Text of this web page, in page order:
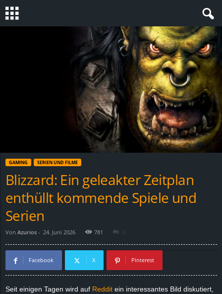
GAMING SERIEN UND FILME
Blizzard: Ein geleakter Zeitplan
enthüllt kommende Spiele und
Serien
Von Azurios - 24. Juni 2026 781 0
Facebook X Pinterest
Seit einigen Tagen wird auf Reddit ein interessantes Bild diskutiert,